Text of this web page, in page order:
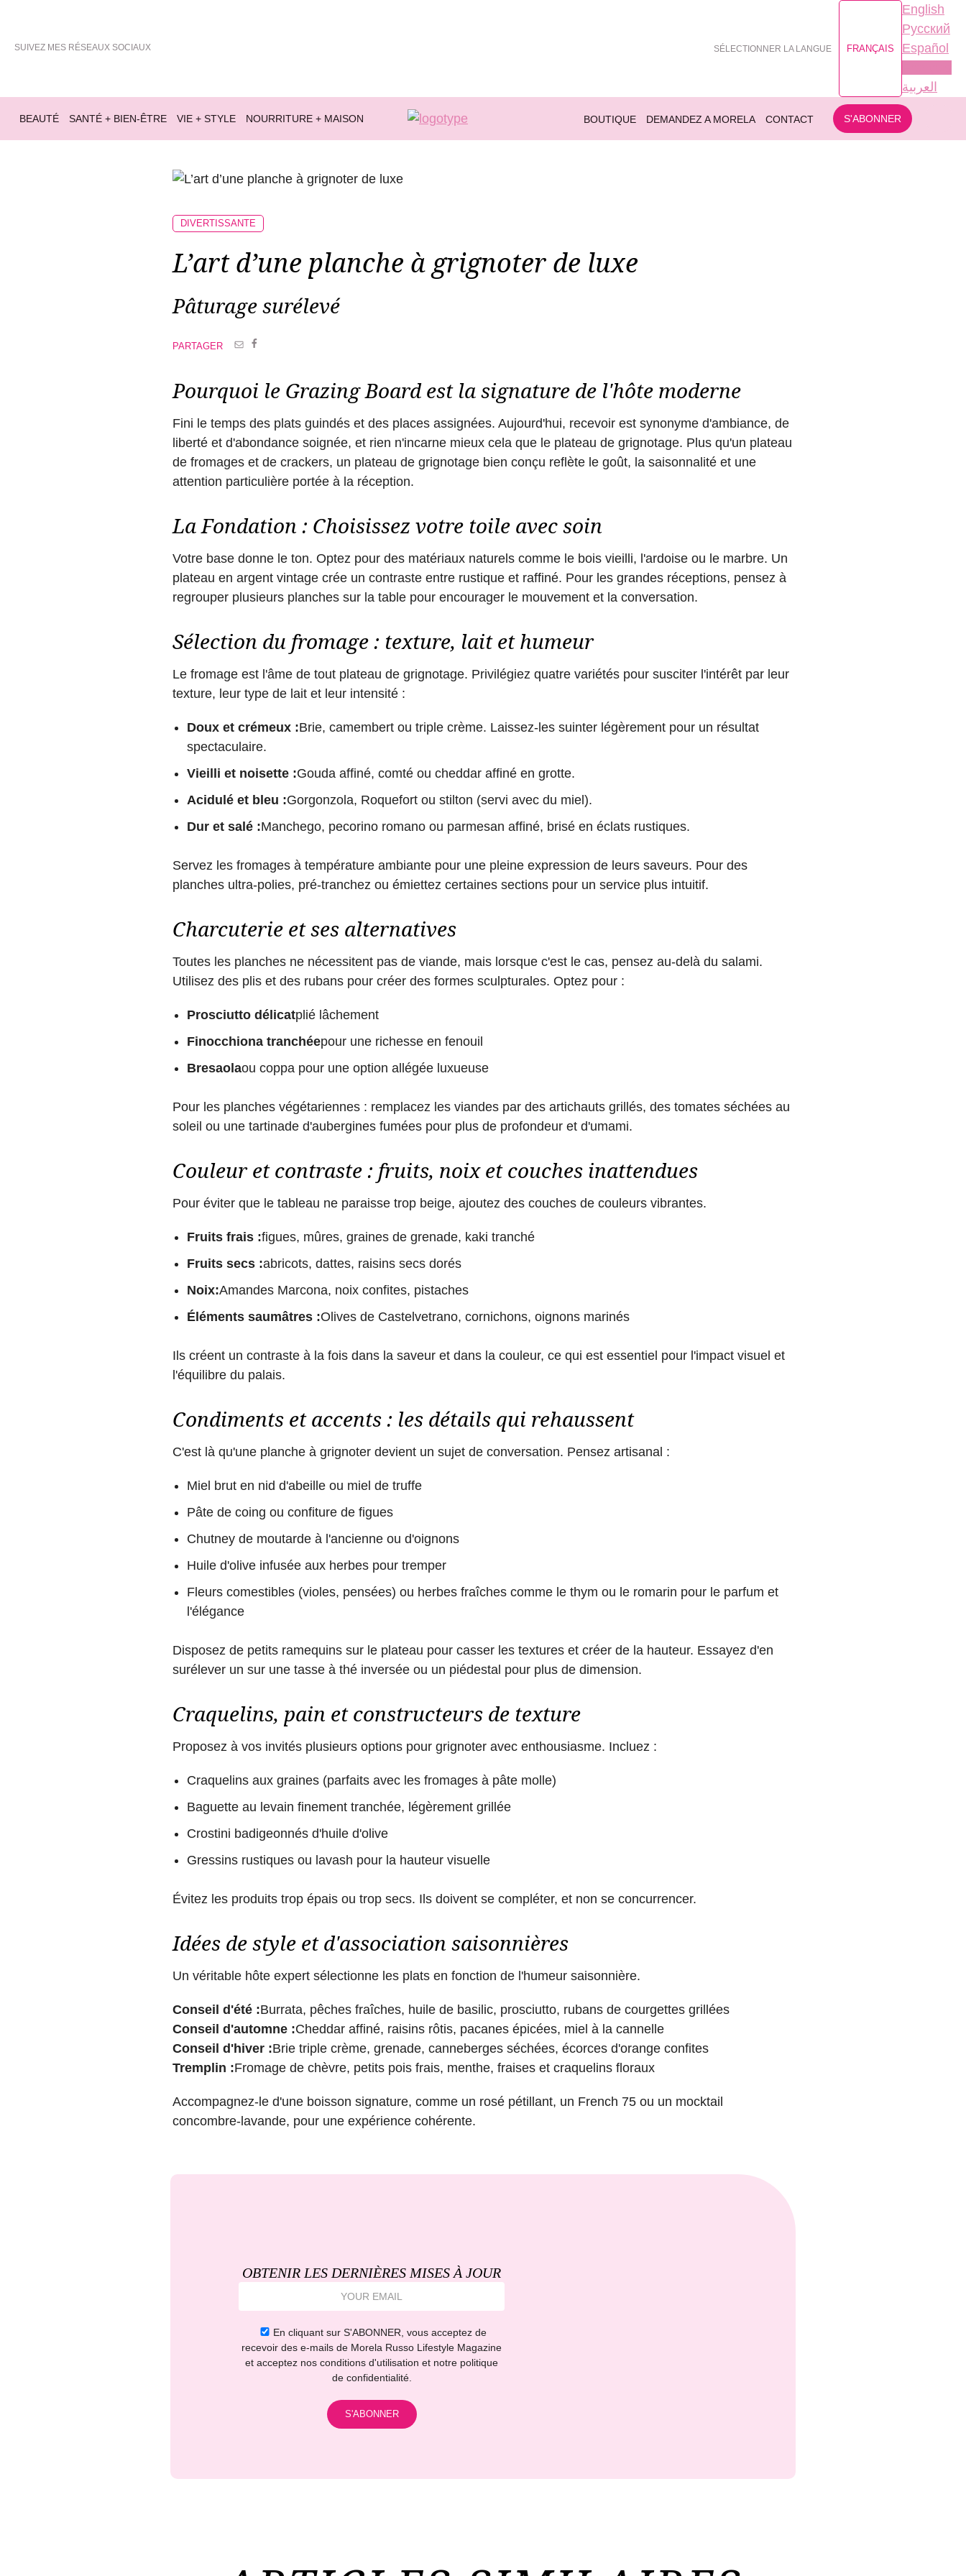
SUIVEZ MES RÉSEAUX SOCIAUX SÉLECTIONNER LA LANGUE FRANÇAIS
English
Русский
Español
العربية
BEAUTÉ SANTÉ + BIEN-ÊTRE VIE + STYLE NOURRITURE + MAISON BOUTIQUE DEMANDEZ A MORELA CONTACT S'ABONNER
L’art d’une planche à grignoter de luxe
Pâturage surélevé
DIVERTISSANTE
PARTAGER
Pourquoi le Grazing Board est la signature de l'hôte moderne
Fini le temps des plats guindés et des places assignées. Aujourd'hui, recevoir est synonyme d'ambiance, de
liberté et d'abondance soignée, et rien n'incarne mieux cela que le plateau de grignotage. Plus qu'un plateau
de fromages et de crackers, un plateau de grignotage bien conçu reflète le goût, la saisonnalité et une
attention particulière portée à la réception.
La Fondation : Choisissez votre toile avec soin
Votre base donne le ton. Optez pour des matériaux naturels comme le bois vieilli, l'ardoise ou le marbre. Un
plateau en argent vintage crée un contraste entre rustique et raffiné. Pour les grandes réceptions, pensez à
regrouper plusieurs planches sur la table pour encourager le mouvement et la conversation.
Sélection du fromage : texture, lait et humeur
Le fromage est l'âme de tout plateau de grignotage. Privilégiez quatre variétés pour susciter l'intérêt par leur
texture, leur type de lait et leur intensité :
Doux et crémeux :Brie, camembert ou triple crème. Laissez-les suinter légèrement pour un résultat
spectaculaire.
Vieilli et noisette :Gouda affiné, comté ou cheddar affiné en grotte.
Acidulé et bleu :Gorgonzola, Roquefort ou stilton (servi avec du miel).
Dur et salé :Manchego, pecorino romano ou parmesan affiné, brisé en éclats rustiques.
Servez les fromages à température ambiante pour une pleine expression de leurs saveurs. Pour des
planches ultra-polies, pré-tranchez ou émiettez certaines sections pour un service plus intuitif.
Charcuterie et ses alternatives
Toutes les planches ne nécessitent pas de viande, mais lorsque c'est le cas, pensez au-delà du salami.
Utilisez des plis et des rubans pour créer des formes sculpturales. Optez pour :
Prosciutto délicatplié lâchement
Finocchiona tranchéepour une richesse en fenouil
Bresaolaou coppa pour une option allégée luxueuse
Pour les planches végétariennes : remplacez les viandes par des artichauts grillés, des tomates séchées au
soleil ou une tartinade d'aubergines fumées pour plus de profondeur et d'umami.
Couleur et contraste : fruits, noix et couches inattendues
Pour éviter que le tableau ne paraisse trop beige, ajoutez des couches de couleurs vibrantes.
Fruits frais :figues, mûres, graines de grenade, kaki tranché
Fruits secs :abricots, dattes, raisins secs dorés
Noix:Amandes Marcona, noix confites, pistaches
Éléments saumâtres :Olives de Castelvetrano, cornichons, oignons marinés
Ils créent un contraste à la fois dans la saveur et dans la couleur, ce qui est essentiel pour l'impact visuel et
l'équilibre du palais.
Condiments et accents : les détails qui rehaussent
C'est là qu'une planche à grignoter devient un sujet de conversation. Pensez artisanal :
Miel brut en nid d'abeille ou miel de truffe
Pâte de coing ou confiture de figues
Chutney de moutarde à l'ancienne ou d'oignons
Huile d'olive infusée aux herbes pour tremper
Fleurs comestibles (violes, pensées) ou herbes fraîches comme le thym ou le romarin pour le parfum et
l'élégance
Disposez de petits ramequins sur le plateau pour casser les textures et créer de la hauteur. Essayez d'en
surélever un sur une tasse à thé inversée ou un piédestal pour plus de dimension.
Craquelins, pain et constructeurs de texture
Proposez à vos invités plusieurs options pour grignoter avec enthousiasme. Incluez :
Craquelins aux graines (parfaits avec les fromages à pâte molle)
Baguette au levain finement tranchée, légèrement grillée
Crostini badigeonnés d'huile d'olive
Gressins rustiques ou lavash pour la hauteur visuelle
Évitez les produits trop épais ou trop secs. Ils doivent se compléter, et non se concurrencer.
Idées de style et d'association saisonnières
Un véritable hôte expert sélectionne les plats en fonction de l'humeur saisonnière.
Conseil d'été :Burrata, pêches fraîches, huile de basilic, prosciutto, rubans de courgettes grillées
Conseil d'automne :Cheddar affiné, raisins rôtis, pacanes épicées, miel à la cannelle
Conseil d'hiver :Brie triple crème, grenade, canneberges séchées, écorces d'orange confites
Tremplin :Fromage de chèvre, petits pois frais, menthe, fraises et craquelins floraux
Accompagnez-le d'une boisson signature, comme un rosé pétillant, un French 75 ou un mocktail
concombre-lavande, pour une expérience cohérente.
OBTENIR LES DERNIÈRES MISES À JOUR
En cliquant sur S'ABONNER, vous acceptez de
recevoir des e-mails de Morela Russo Lifestyle Magazine
et acceptez nos conditions d'utilisation et notre politique
de confidentialité.